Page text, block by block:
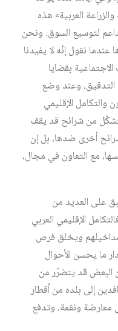
العربية» هذه
لتوسيع السوق. ونحن
نقول إنّه لا يفيدنا
بقضايا
التدقيق، وعند وضع
والتكامل الإقليمي
من شرائح قد يقف
أخرى ضدها، بل إن
مع التعاون في مجال،
على العديد من
الإقليمي العربي
مداخيلهم ويخلق فرص
ما يحسن الأحوال
البعض قد يتضرّر من
إلى بلده من أقطار
معارضة ونقمة، وتدفع